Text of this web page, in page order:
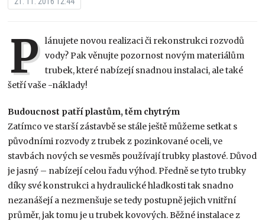
P lánujete novou realizaci či rekonstrukci rozvodů
vody? Pak věnujte pozornost novým materiálům
trubek, které nabízejí snadnou instalaci, ale také
šetří vaše -náklady!
Budoucnost patří plastům, těm chytrým
Zatímco ve starší zástavbě se stále ještě můžeme setkat s
původními rozvody z trubek z pozinkované oceli, ve
stavbách nových se vesměs používají trubky plastové. Důvod
je jasný – nabízejí celou řadu výhod. Předně se tyto trubky
díky své konstrukci a hydraulické hladkosti tak snadno
nezanášejí a nezmenšuje se tedy postupně jejich vnitřní
průměr, jak tomu je u trubek kovových. Běžné instalace z